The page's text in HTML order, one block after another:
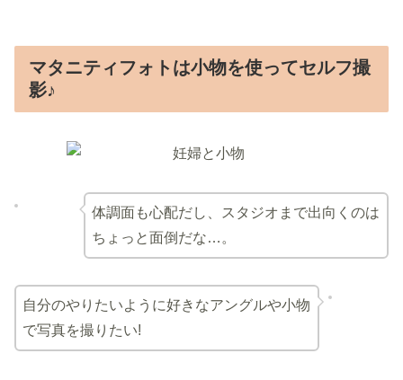
マタニティフォトは小物を使ってセルフ撮
影♪
体調面も心配だし、スタジオまで出向くのは
ちょっと面倒だな…。
自分のやりたいように好きなアングルや小物
で写真を撮りたい!